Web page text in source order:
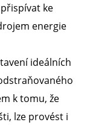
ke
energie
ideálních
k tomu, že
lze provést i